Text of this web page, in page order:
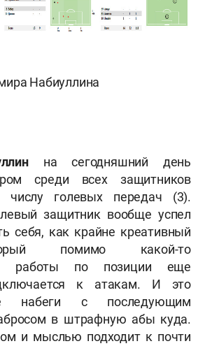
Набиуллина
на сегодняшний день
среди всех защитников
числу голевых передач (3).
защитник вообще успел
себя, как крайне креативный
помимо какой-то
работы по позиции еще
к атакам. И это
набеги с последующим
в штрафную абы куда.
и мыслью подходит к почти